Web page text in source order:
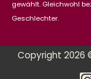
gewählt. Gleichwohl
Geschlechter.
Copyright 2026